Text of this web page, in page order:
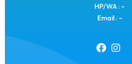
HP/WA : -
Email : -